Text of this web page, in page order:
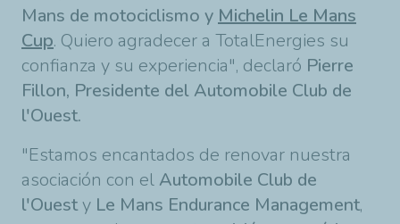
Mans de motociclismo y Michelin Le Mans
Cup. Quiero agradecer a TotalEnergies su
confianza y su experiencia", declaró Pierre
Fillon, Presidente del Automobile Club de
l'Ouest.
"Estamos encantados de renovar nuestra
asociación con el Automobile Club de
l'Ouesty Le Mans Endurance Management,